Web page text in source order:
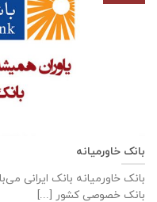
بانک خاورمیانه
بانک خصوصی کشور [...]